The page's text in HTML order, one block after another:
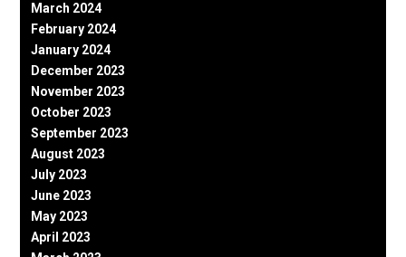
March 2024
February 2024
January 2024
December 2023
November 2023
October 2023
September 2023
August 2023
July 2023
June 2023
May 2023
April 2023